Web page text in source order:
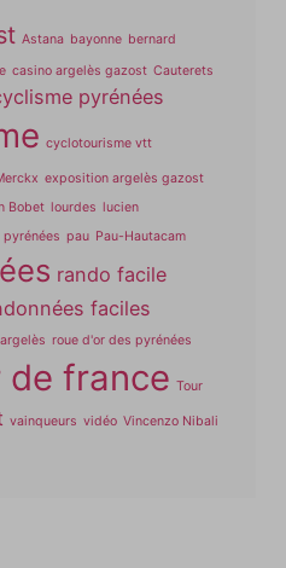
Astana bayonne bernard
casino argelès gazost Cauterets
pyrénées
cyclotourisme vtt
exposition argelès gazost
Bobet lourdes lucien
pau Pau-Hautacam
rando facile
faciles
roue d'or des pyrénées
de france Tour
vainqueurs vidéo Vincenzo Nibali